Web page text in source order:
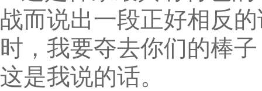
战而说出一段正好相反
时，我要夺去你们的棒
这是我说的话。